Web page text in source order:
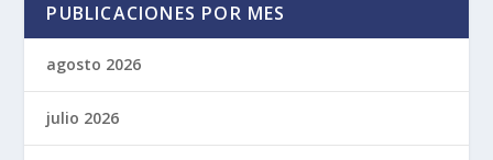
PUBLICACIONES POR MES
agosto 2026
julio 2026